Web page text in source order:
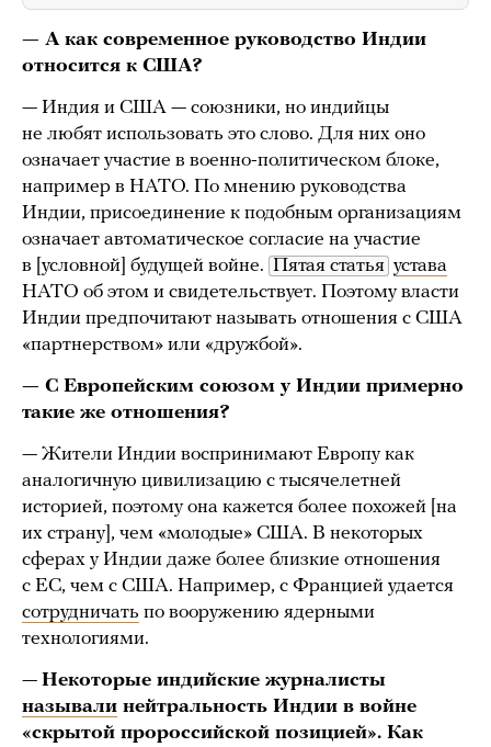
— А как современное руководство Индии
относится к США?
— Индия и США — союзники, но индийцы
не любят использовать это слово. Для них оно
означает участие в военно-политическом блоке,
например в НАТО. По мнению руководства
Индии, присоединение к подобным организациям
означает автоматическое согласие на участие
в [условной] будущей войне. Пятая статья устава
НАТО об этом и свидетельствует. Поэтому власти
Индии предпочитают называть отношения с США
«партнерством» или «дружбой».
— С Европейским союзом у Индии примерно
такие же отношения?
— Жители Индии воспринимают Европу как
аналогичную цивилизацию с тысячелетней
историей, поэтому она кажется более похожей [на
их страну], чем «молодые» США. В некоторых
сферах у Индии даже более близкие отношения
с ЕС, чем с США. Например, с Францией удается
сотрудничать по вооружению ядерными
технологиями.
— Некоторые индийские журналисты
называли нейтральность Индии в войне
«скрытой пророссийской позицией». Как